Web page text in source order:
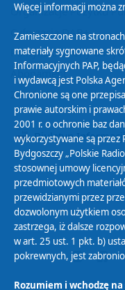
Organizacje Pożytku
Cyfryzacja DAB+
Polityka ochrony
Abonament
Zamówienia publiczne
Biuletyn
Więcej informacji można
Zamieszczone na
materiały sygnowane
Informacyjnych PAP,
i wydawcą jest Polska
Chronione są one
prawie autorskim i
2001 r. o ochronie baz
wykorzystywane są przez
Bydgoszczy „Polskie
stosownej umowy
przedmiotowych
przewidzianymi przez
dozwolonym użytkiem
zastrzega, iż dalsze
w art. 25 ust. 1 pkt. b)
pokrewnych, jest
Rozumiem i wchodzę